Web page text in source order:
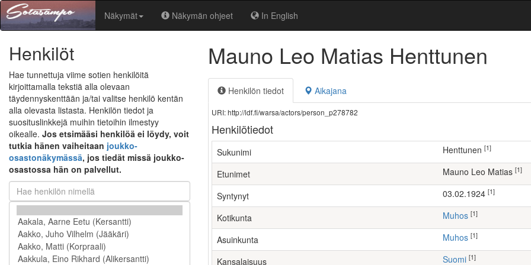
Näkymät Näkymän ohjeet In English
Henkilöt
Hae tunnettuja viime sotien henkilöitä
kirjoittamalla tekstiä alla olevaan
täydennyskenttään ja/tai valitse henkilö kentän
alla olevasta listasta. Henkilön tiedot ja
suosituslinkkejä muihin tietoihin ilmestyy
oikealle. Jos etsimääsi henkilöä ei löydy, voit
tutkia hänen vaiheitaan joukko-
osastonäkymässä, jos tiedät missä joukko-
osastossa hän on palvellut.
Mauno Leo Matias Henttunen
Henkilön tiedot Aikajana
URI: http://ldf.fi/warsa/actors/person_p278782
Henkilötiedot
Sukunimi Henttunen [1]
Etunimet Mauno Leo Matias [1]
Syntynyt 03.02.1924 [1]
Kotikunta Muhos [1]
Asuinkunta Muhos [1]
Kansalaisuus Suomi [1]